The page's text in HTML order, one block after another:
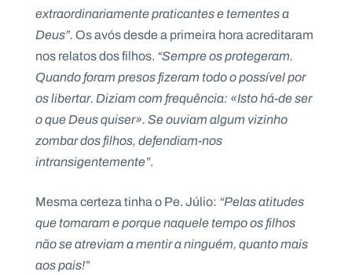
extraordinariamente praticantes e tementes a
Deus”.Os avós desde a primeira hora acreditaram
nos relatos dos filhos. “Sempre os protegeram.
Quando foram presos fizeram todo o possível por
os libertar. Diziam com frequência: «Isto há-de ser
o que Deus quiser». Se ouviam algum vizinho
zombar dos filhos, defendiam-nos
intransigentemente”.
Mesma certeza tinha o Pe. Júlio: “Pelas atitudes
que tomaram e porque naquele tempo os filhos
não se atreviam a mentir a ninguém, quanto mais
aos pais!”